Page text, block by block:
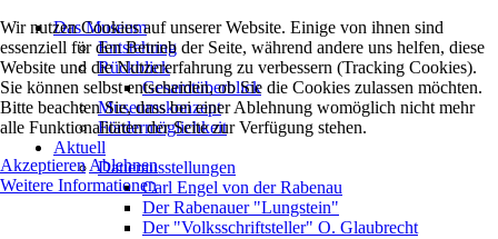
Das Museum
Entstehung
Rückblick
Gesamtüberblick
Museumskonzept
Fördermöglichkeit
Aktuell
Dauerausstellungen
Carl Engel von der Rabenau
Der Rabenauer "Lungstein"
Der "Volksschriftsteller" O. Glaubrecht
Wir nutzen Cookies auf unserer Website. Einige von ihnen sind
essenziell für den Betrieb der Seite, während andere uns helfen, diese
Website und die Nutzererfahrung zu verbessern (Tracking Cookies).
Sie können selbst entscheiden, ob Sie die Cookies zulassen möchten.
Bitte beachten Sie, dass bei einer Ablehnung womöglich nicht mehr
alle Funktionalitäten der Seite zur Verfügung stehen.
Akzeptieren Ablehnen
Weitere Informationen